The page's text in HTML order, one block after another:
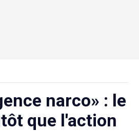
narco» : le
que l'action